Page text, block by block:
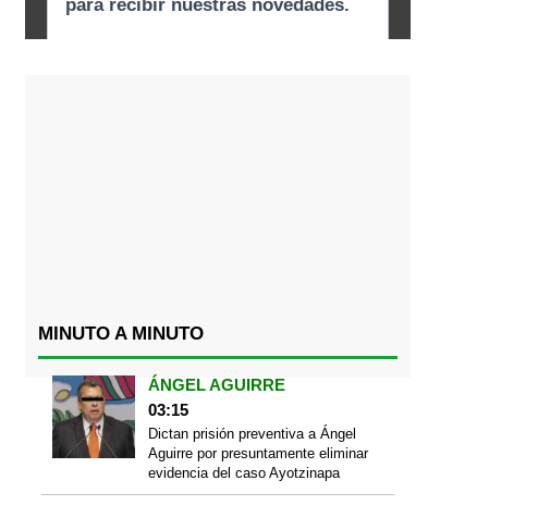
MINUTO A MINUTO
ÁNGEL AGUIRRE
03:15
Dictan prisión preventiva a Ángel
Aguirre por presuntamente eliminar
evidencia del caso Ayotzinapa